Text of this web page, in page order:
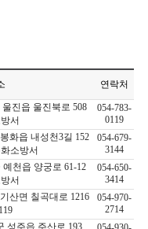
연락처
진읍 울진북로 508
서
054-783-
0119
화읍 내성천3길 152
소방서
054-679-
3144
천읍 양궁로 61-12
서
054-650-
3414
산면 칠곡대로 1216
054-970-
2714
성주읍 주산로 193